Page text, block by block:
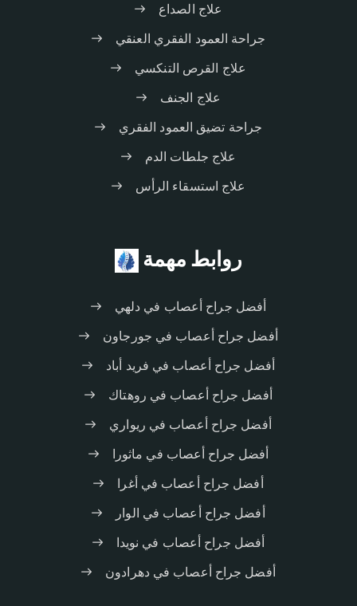
علاج الصداع
جراحة العمود الفقري العنقي
علاج القرص التنكسي
علاج الجنف
جراحة تضيق العمود الفقري
علاج جلطات الدم
علاج استسقاء الرأس
روابط مهمة
أفضل جراح أعصاب في دلهي
أفضل جراح أعصاب في جورجاون
أفضل جراح أعصاب في فريد أباد
أفضل جراح أعصاب في روهتاك
أفضل جراح أعصاب في ريواري
أفضل جراح أعصاب في ماثورا
أفضل جراح أعصاب في أغرا
أفضل جراح أعصاب في الوار
أفضل جراح أعصاب في نويدا
أفضل جراح أعصاب في دهرادون